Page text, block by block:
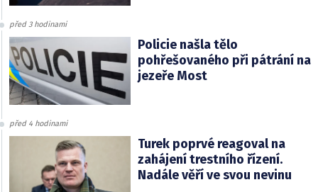
před 3 hodinami
Policie našla tělo
pohřešovaného při pátrání na
jezeře Most
před 4 hodinami
Turek poprvé reagoval na
zahájení trestního řízení.
Nadále věří ve svou nevinu